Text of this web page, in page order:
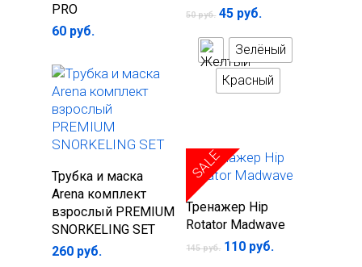
PRO
60 руб.
50руб. 45 руб.
Зелёный
Красный
В корзину
Трубка и маска
Arena комплект
взрослый PREMIUM
SNORKELING SET
260 руб.
В корзину
SALE
Тренажер Hip
Rotator Madwave
145руб. Первоначальная
цена
110 руб.
Каталог
Одежда
Гидрошорты
Гидрокостюмы
Купальники детские
Сланцы
Плавки мужские
Аксессуары
Рюкзаки
Шапочки для
Ласты для плавания
Трубки для
Оптика
Детские очки
Антифог — спреи от
Чехлы для очков
Очки с диоптриями
Партнёрам
Правила
О нас
Инфо